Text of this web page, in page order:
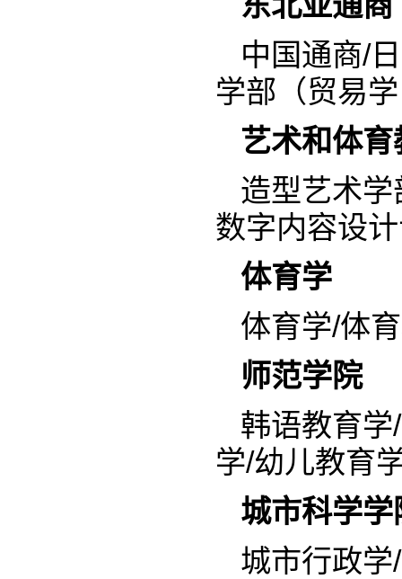
中国通商/
学部（贸易
艺术和体育
造型艺术
数字内容设
体育学
体育学/体
师范学院
韩语教育
学/幼儿教育
城市科学学
城市行政